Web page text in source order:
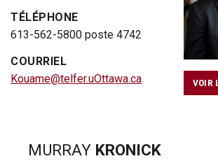
TÉLÉPHONE
613-562-5800 poste 4742
COURRIEL
Kouame@telfer.uOttawa.ca
VOIR
MURRAY KRONICK